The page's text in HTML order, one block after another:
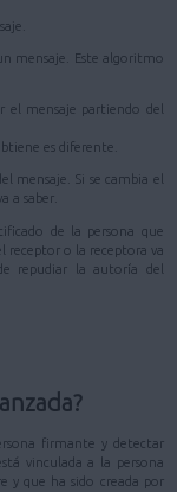
mensaje. Este algoritmo
el mensaje partiendo del
es diferente.
mensaje. Si se cambia el
a saber.
de la persona que
receptor o la receptora va
repudiar la autoría del
firmante y detectar
vinculada a la persona
y que ha sido creada por